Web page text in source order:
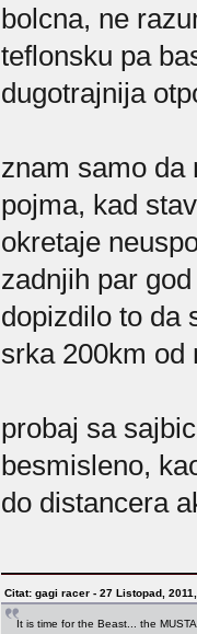
bolcna, ne
teflonsku pa
dugotrajnija
znam samo da
pojma, kad
okretaje
zadnjih par
dopizdilo to da
srka 200km od
probaj sa
besmisleno,
do distancera
Citat: gagi racer - 27 Listopad,
It is time for the Beast... the